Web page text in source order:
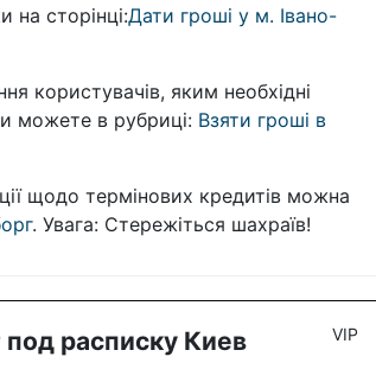
на сторінці:Дати гроші у м. Івано-
користувачів, яким необхідні
можете в рубриці: Взяти гроші в
щодо термінових кредитів можна
. Увага: Стережіться шахраїв!
расписку Киев VIP